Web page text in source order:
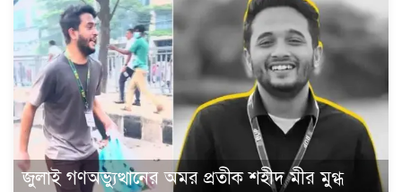
জুলাই গণঅভ্যুত্থানের অমর প্রতীক শহীদ মীর মুগ্ধ